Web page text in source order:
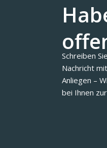
Schreiben
Nachricht
Anliegen –
bei Ihnen